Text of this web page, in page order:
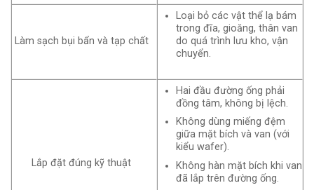
Làm sạch bụi bẩn và tạp chất
Loại bỏ các vật thể lạ bám
trong đĩa, gioăng, thân van
do quá trình lưu kho, vận
chuyển.
Lắp đặt đúng kỹ thuật
Hai đầu đường ống phải
đồng tâm, không bị lệch.
Không dùng miếng đệm
giữa mặt bích và van (với
kiểu wafer).
Không hàn mặt bích khi van
đã lắp trên đường ống.